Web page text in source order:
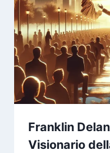
Franklin
Visionario